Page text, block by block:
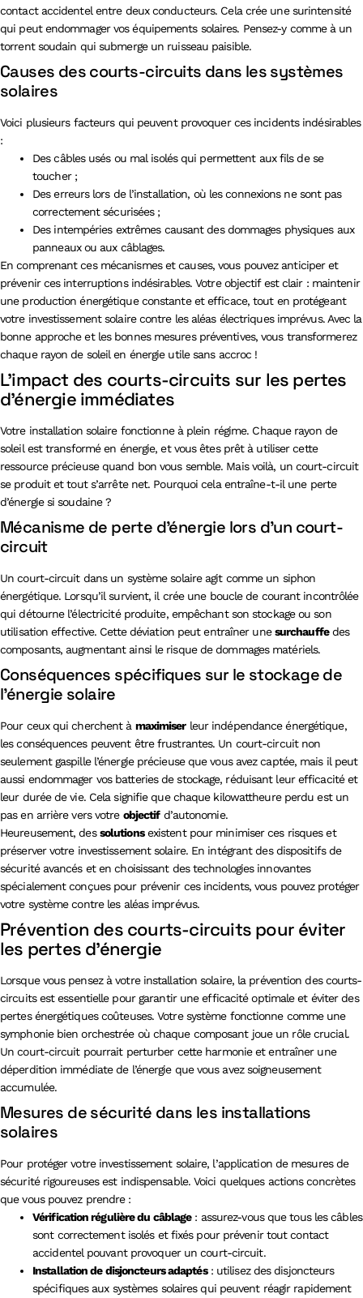
contact accidentel entre deux conducteurs. Cela crée une surintensité
qui peut endommager vos équipements solaires. Pensez-y comme à un
torrent soudain qui submerge un ruisseau paisible.
Causes des courts-circuits dans les systèmes
solaires
Voici plusieurs facteurs qui peuvent provoquer ces incidents indésirables
:
Des câbles usés ou mal isolés qui permettent aux fils de se
toucher ;
Des erreurs lors de l’installation, où les connexions ne sont pas
correctement sécurisées ;
Des intempéries extrêmes causant des dommages physiques aux
panneaux ou aux câblages.
En comprenant ces mécanismes et causes, vous pouvez anticiper et
prévenir ces interruptions indésirables. Votre objectif est clair : maintenir
une production énergétique constante et efficace, tout en protégeant
votre investissement solaire contre les aléas électriques imprévus. Avec la
bonne approche et les bonnes mesures préventives, vous transformerez
chaque rayon de soleil en énergie utile sans accroc !
L’impact des courts-circuits sur les pertes
d’énergie immédiates
Votre installation solaire fonctionne à plein régime. Chaque rayon de
soleil est transformé en énergie, et vous êtes prêt à utiliser cette
ressource précieuse quand bon vous semble. Mais voilà, un court-circuit
se produit et tout s’arrête net. Pourquoi cela entraîne-t-il une perte
d’énergie si soudaine ?
Mécanisme de perte d’énergie lors d’un court-
circuit
Un court-circuit dans un système solaire agit comme un siphon
énergétique. Lorsqu’il survient, il crée une boucle de courant incontrôlée
qui détourne l’électricité produite, empêchant son stockage ou son
utilisation effective. Cette déviation peut entraîner unesurchauffedes
composants, augmentant ainsi le risque de dommages matériels.
Conséquences spécifiques sur le stockage de
l’énergie solaire
Pour ceux qui cherchent à maximiserleur indépendance énergétique,
les conséquences peuvent être frustrantes. Un court-circuit non
seulement gaspille l’énergie précieuse que vous avez captée, mais il peut
aussi endommager vos batteries de stockage, réduisant leur efficacité et
leur durée de vie. Cela signifie que chaque kilowattheure perdu est un
pas en arrière vers votre objectifd’autonomie.
Heureusement, dessolutionsexistent pour minimiser ces risques et
préserver votre investissement solaire. En intégrant des dispositifs de
sécurité avancés et en choisissant des technologies innovantes
spécialement conçues pour prévenir ces incidents, vous pouvez protéger
votre système contre les aléas imprévus.
Prévention des courts-circuits pour éviter
les pertes d’énergie
Lorsque vous pensez à votre installation solaire, la prévention des courts-
circuits est essentielle pour garantir une efficacité optimale et éviter des
pertes énergétiques coûteuses. Votre système fonctionne comme une
symphonie bien orchestrée où chaque composant joue un rôle crucial.
Un court-circuit pourrait perturber cette harmonie et entraîner une
déperdition immédiate de l’énergie que vous avez soigneusement
accumulée.
Mesures de sécurité dans les installations
solaires
Pour protéger votre investissement solaire, l’application de mesures de
sécurité rigoureuses est indispensable. Voici quelques actions concrètes
que vous pouvez prendre :
Vérification régulière du câblage: assurez-vous que tous les câbles
sont correctement isolés et fixés pour prévenir tout contact
accidentel pouvant provoquer un court-circuit.
Installation de disjoncteurs adaptés: utilisez des disjoncteurs
spécifiques aux systèmes solaires qui peuvent réagir rapidement